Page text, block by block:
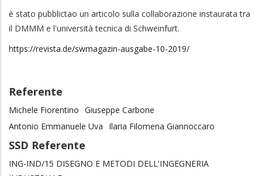
è stato pubblictao un articolo sulla collaborazione instaurata tra
il DMMM e l'università tecnica di Schweinfurt.
https://revista.de/swmagazin-ausgabe-10-2019/
Referente
Michele Fiorentino Giuseppe Carbone
Antonio Emmanuele Uva
Ilaria Filomena Giannoccaro
SSD Referente
ING-IND/15 DISEGNO E METODI DELL'INGEGNERIA